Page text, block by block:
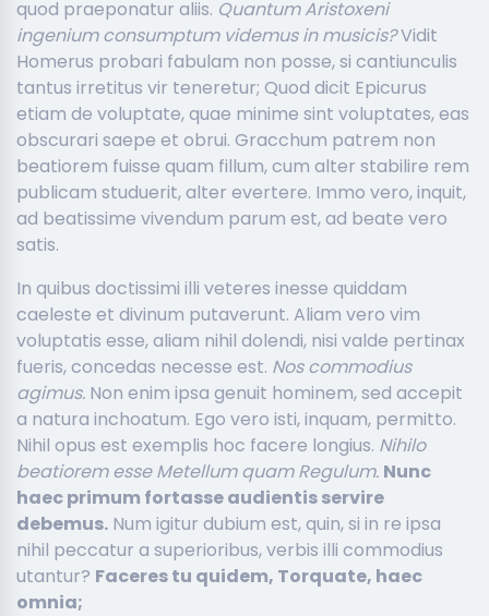
quod praeponatur aliis. Quantum Aristoxeni
ingenium consumptum videmus in musicis?Vidit
Homerus probari fabulam non posse, si cantiunculis
tantus irretitus vir teneretur; Quod dicit Epicurus
etiam de voluptate, quae minime sint voluptates, eas
obscurari saepe et obrui. Gracchum patrem non
beatiorem fuisse quam fillum, cum alter stabilire rem
publicam studuerit, alter evertere. Immo vero, inquit,
ad beatissime vivendum parum est, ad beate vero
satis.
In quibus doctissimi illi veteres inesse quiddam
caeleste et divinum putaverunt. Aliam vero vim
voluptatis esse, aliam nihil dolendi, nisi valde pertinax
fueris, concedas necesse est. Nos commodius
agimus. Non enim ipsa genuit hominem, sed accepit
a natura inchoatum. Ego vero isti, inquam, permitto.
Nihil opus est exemplis hoc facere longius. Nihilo
beatiorem esse Metellum quam Regulum. Nunc
haec primum fortasse audientis servire
debemus. Num igitur dubium est, quin, si in re ipsa
nihil peccatur a superioribus, verbis illi commodius
utantur? Faceres tu quidem, Torquate, haec
omnia;